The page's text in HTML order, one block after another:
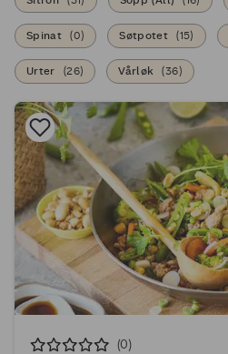
Spinat (0) Søtpotet (15)
Urter (26) Vårløk (36)
(0)